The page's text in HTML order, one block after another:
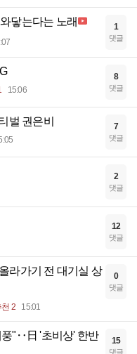
닿는다는 노래 1
댓글
15:06
8
댓글
벌 권은비 7
댓글
2
댓글
12
댓글
라가기 전 대기실 상
천 2 15:01
0
댓글
"‥日 '초비상' 한반
15
댓글